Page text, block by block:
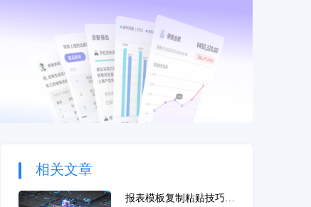
相关文章
报表模板复制粘贴技巧与